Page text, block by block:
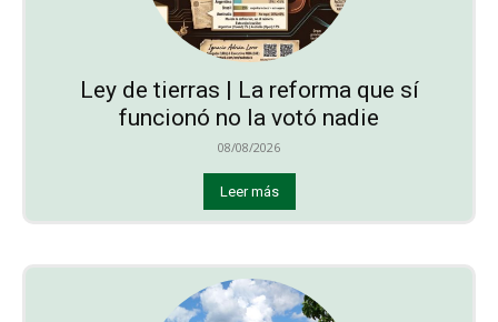
Ley de tierras | La reforma que sí
funcionó no la votó nadie
08/08/2026
Leer más